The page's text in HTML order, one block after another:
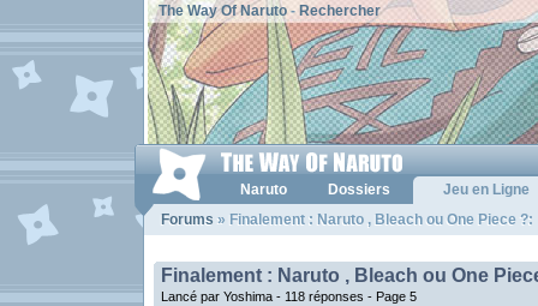
The Way Of Naruto- Rechercher
Naruto Dossiers
Jeu en Ligne
Forums » Finalement : Naruto , Bleach ou One Piece ?:
Finalement : Naruto , Bleach ou One
Lancé par Yoshima - 118 réponses - Page 5